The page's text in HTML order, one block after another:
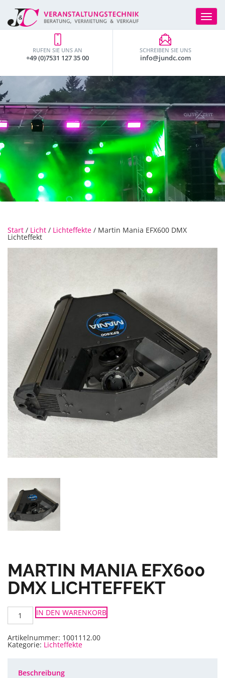
Toggle
SCHREIBEN SIE UNS
info@jundc.com
RUFEN SIE UNS AN
+49 (0)7531 127 35 00
Start / Licht / Lichteffekte / Martin Mania EFX600 DMX
Lichteffekt
MARTIN MANIA EFX600
DMX LICHTEFFEKT
Martin
Mania
EFX600
Lichteffekt
Menge
IN DEN WARENKORB
Artikelnummer: 1001112.00
Kategorie: Lichteffekte
Beschreibung